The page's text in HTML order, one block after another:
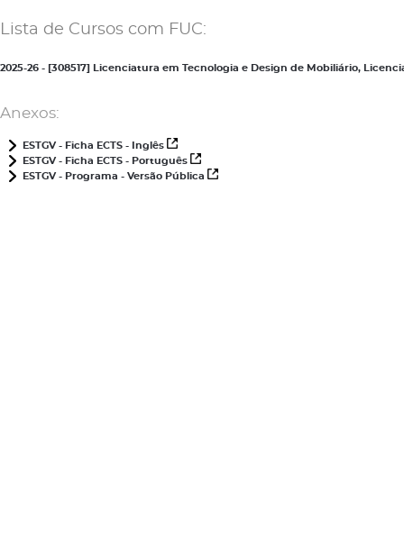
Lista de Cursos com FUC:
2025-26 - [308517] Licenciatura em Tecnologia e Design de Mobiliário,
Anexos:
ESTGV - Ficha ECTS - Inglês
ESTGV - Ficha ECTS - Português
ESTGV - Programa - Versão Pública